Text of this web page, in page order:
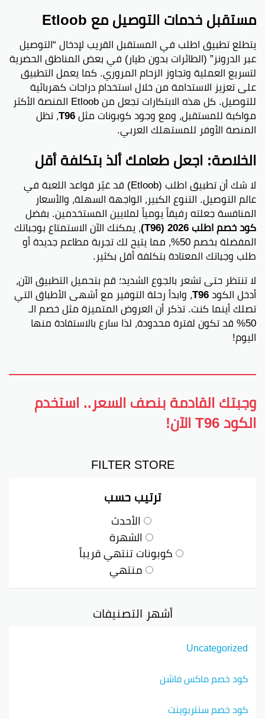
مستقبل خدمات التوصيل مع Etloob
يتطلع تطبيق اطلب في المستقبل القريب لإدخال “التوصيل
عبر الدرونز” (الطائرات بدون طيار) في بعض المناطق الحضرية
لتسريع العملية وتجاوز الزحام المروري. كما يعمل التطبيق
على تعزيز الاستدامة من خلال استخدام دراجات كهربائية
للتوصيل. كل هذه الابتكارات تجعل من Etloob المنصة الأكثر
مواكبة للمستقبل، ومع وجود كوبونات مثلT96، تظل
المنصة الأوفر للمستهلك العربي.
الخلاصة: اجعل طعامك ألذ بتكلفة أقل
لا شك أن تطبيق اطلب (Etloob) قد غيّر قواعد اللعبة في
عالم التوصيل. التنوع الكبير، الواجهة السهلة، والأسعار
المنافسة جعلته رفيقاً يومياً لملايين المستخدمين. بفضل
كود خصم اطلب 2026 (T96) ، يمكنك الآن الاستمتاع بوجباتك
المفضلة بخصم 50%، مما يتيح لك تجربة مطاعم جديدة أو
طلب وجباتك المعتادة بتكلفة أقل بكثير.
لا تنتظر حتى تشعر بالجوع الشديد؛ قم بتحميل التطبيق الآن،
أدخل الكودT96، وابدأ رحلة التوفير مع أشهى الأطباق التي
تصلك أينما كنت. تذكر أن العروض المتميزة مثل خصم الـ
50% قد تكون لفترة محدودة، لذا سارع بالاستفادة منها
اليوم!
وجبتك القادمة بنصف السعر.. استخدم
الكود T96 الآن!
FILTER STORE
ترتيب حسب
الأحدث
الشهرة
كوبونات تنتهي قريباً
منتهي
أشهر التصنيفات
Uncategorized
كود خصم ماكس فاشن
كود خصم سنتربوينت